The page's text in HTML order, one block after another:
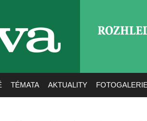
TÉMATA AKTUALITY